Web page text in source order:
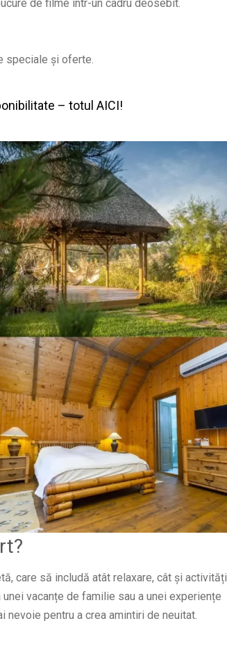
de filme într-un cadru deosebit.
speciale și oferte.
– totul AICI!
care să includă atât relaxare, cât și activități
vacanțe de familie sau a unei experiențe
pentru a crea amintiri de neuitat.